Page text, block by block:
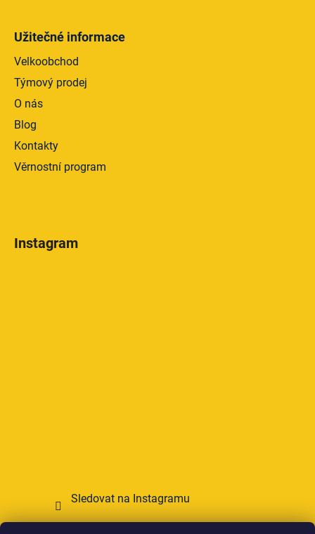
Užitečné informace
Velkoobchod
Týmový prodej
O nás
Blog
Kontakty
Věrnostní program
Instagram
Sledovat na Instagramu